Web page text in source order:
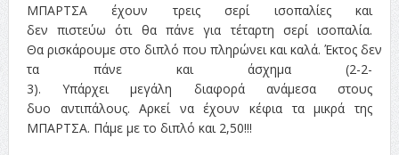
ΜΠΑΡΤΣΑ έχουν τρεις σερί ισοπαλίες και
δεν πιστεύω ότι θα πάνε για τέταρτη σερί ισοπαλία.
Θα ρισκάρουμε στο διπλό που πληρώνει και καλά. Έκτος δεν
τα πάνε και άσχημα (2-2-
3). Υπάρχει μεγάλη διαφορά ανάμεσα στους
δυο αντιπάλους. Αρκεί να έχουν κέφια τα μικρά της
ΜΠΑΡΤΣΑ. Πάμε με το διπλό και 2,50!!!